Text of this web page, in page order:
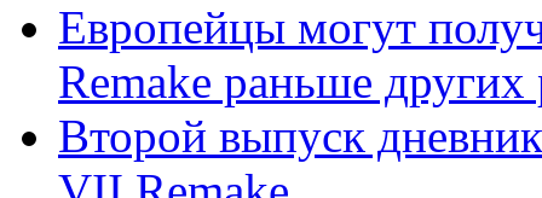
Европейцы могут
Remake раньше других
Второй выпуск